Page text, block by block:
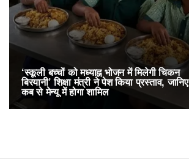
‘स्कूली बच्चों को मध्याह्न भोजन में मिलेगी चिकन
बिरयानी’ शिक्षा मंत्री ने पेश किया प्रस्ताव, जानिए
कब से मेन्यू में होगा शामिल